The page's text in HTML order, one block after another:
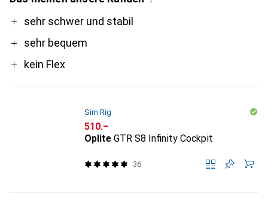
Prosehr schwer und stabil
sehr bequem
kein Flex
Sim Rig
CHF
510.–
Oplite GTR S8 Infinity Cockpit
36